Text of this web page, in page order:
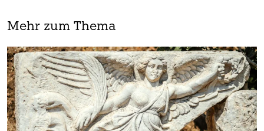
Mehr zum Thema